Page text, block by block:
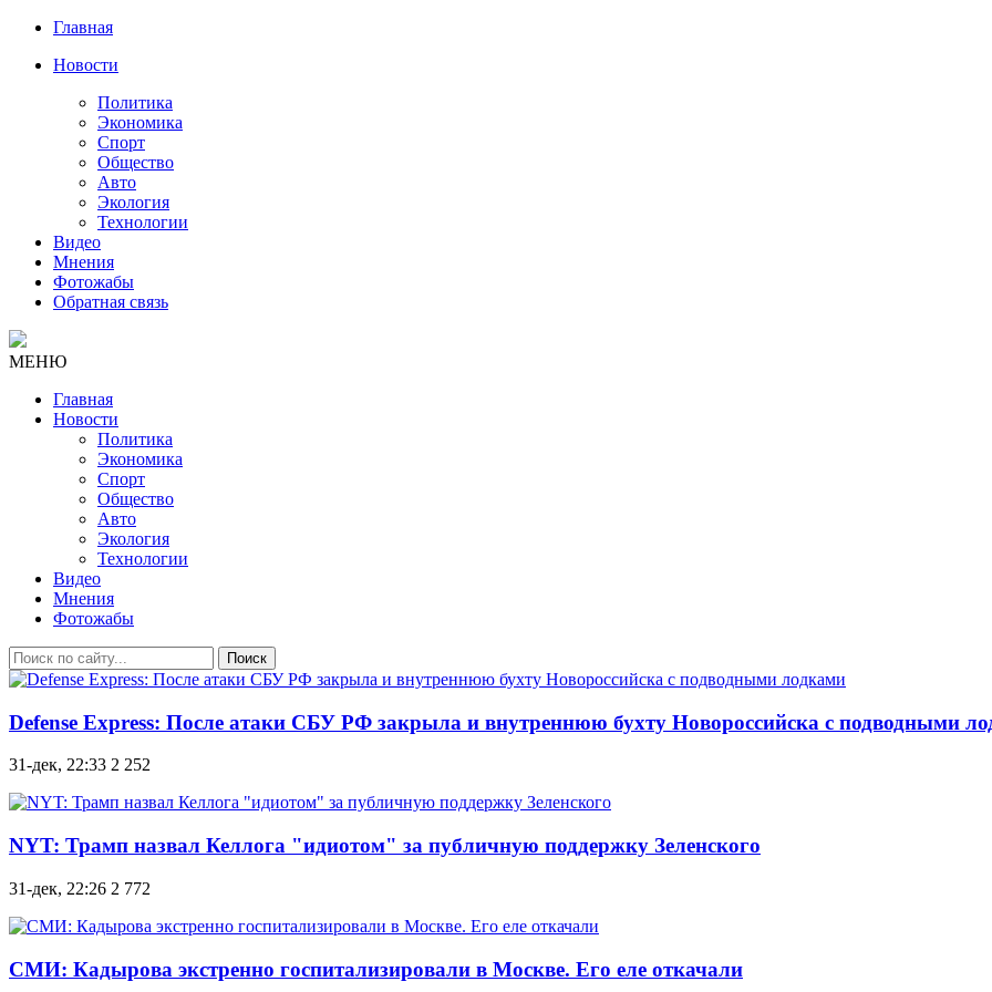
Главная
Новости
Политика
Экономика
Спорт
Общество
Авто
Экология
Технологии
Видео
Мнения
Фотожабы
Обратная связь
МЕНЮ
Главная
Новости
Политика
Экономика
Спорт
Общество
Авто
Экология
Технологии
Видео
Мнения
Фотожабы
Поиск
Defense Express: После атаки СБУ РФ закрыла и внутреннюю бухту Новороссийска с подводными
31-дек, 22:33 2 252
NYT: Трамп назвал Келлога "идиотом" за публичную поддержку Зеленского
31-дек, 22:26 2 772
СМИ: Кадырова экстренно госпитализировали в Москве. Его еле откачали